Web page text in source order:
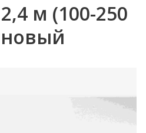
м (100-250
новый